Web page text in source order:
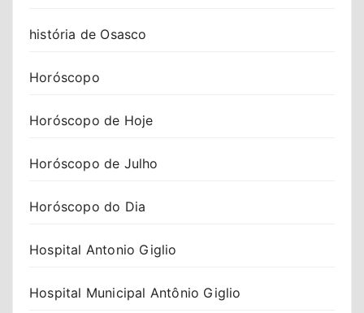
história de Osasco
Horóscopo
Horóscopo de Hoje
Horóscopo de Julho
Horóscopo do Dia
Hospital Antonio Giglio
Hospital Municipal Antônio Giglio